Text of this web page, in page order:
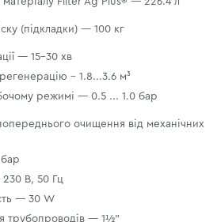
(підкладки) — 100 кг
— 15–30 хв
- 1.8...3.6 м³
режимі — 0.5 ... 1.0 бар
очищення від механічних
В, 50 Гц
— 30 W
трубопроводів — 1½”